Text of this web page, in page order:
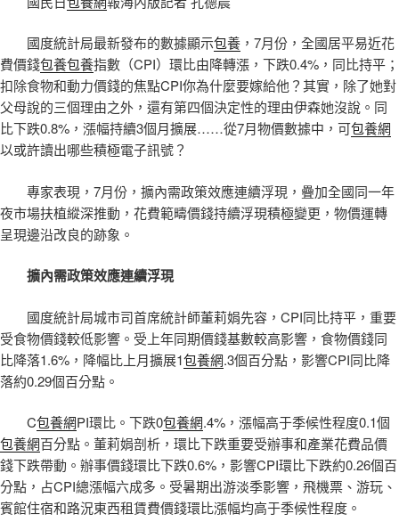
國度統計局最新發布的數據顯示包養 ，7月份，全國居平易近花
費價錢包養包養指數（CPI）環比由降轉漲，下跌0.4%，同比持平；
扣除食物和動力價錢的焦點CPI你為什麼要嫁給他？其實，除了她對
父母說的三個理由之外，還有第四個決定性的理由伊森她沒說。同
比下跌0.8%，漲幅持續3個月擴展……從7月物價數據中，可包養網
以或許讀出哪些積極電子訊號？
專家表現，7月份，擴內需政策效應連續浮現，疊加全國同一年
夜市場扶植縱深推動，花費範疇價錢持續浮現積極變更，物價運轉
呈現邊沿改良的跡象。
擴內需政策效應連續浮現
國度統計局城市司首席統計師董莉娟先容，CPI同比持平，重要
受食物價錢較低影響。受上年同期價錢基數較高影響，食物價錢同
比降落1.6%，降幅比上月擴展1包養網.3個百分點，影響CPI同比降
落約0.29個百分點。
C包養網PI環比。下跌0包養網.4%，漲幅高于季候性程度0.1個
包養網百分點。董莉娟剖析，環比下跌重要受辦事和產業花費品價
錢下跌帶動。辦事價錢環比下跌0.6%，影響CPI環比下跌約0.26個百
分點，占CPI總漲幅六成多。受暑期出游淡季影響，飛機票、游玩、
賓館住宿和路況東西租賃費價錢環比漲幅均高于季候性程度。